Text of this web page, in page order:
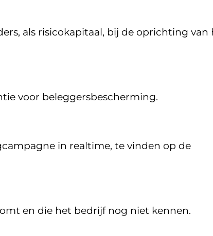
als risicokapitaal, bij de oprichting van
voor beleggersbescherming.
in realtime, te vinden op de
en die het bedrijf nog niet kennen.